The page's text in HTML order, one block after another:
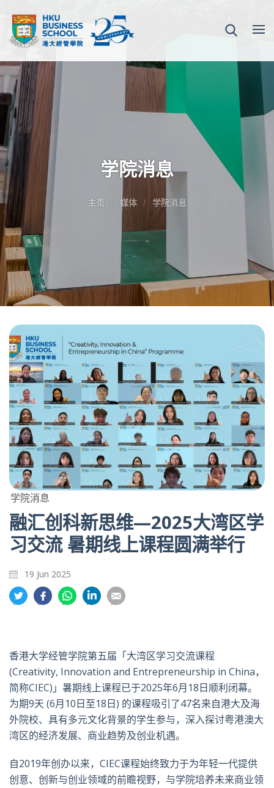
学院消息
主页 媒体 学院消息
学院消息
融汇创科新思维—2025大湾区学
习交流 暑期线上课程圆满举行
19 Jun 2025
分
享
特
分
享
书
分
享
享
英
享
郵
香港大学经管学院第五届「大湾区学习交流课程
(Creativity, Innovation and Entrepreneurship in China，
简称CIEC)」暑期线上课程已于2025年6月18日顺利闭幕。
为期9天 (6月10日至18日) 的课程吸引了47名来自港大及海
外院校、具有多元文化背景的学生参与，深入探讨粤港澳大
湾区的经济发展、商业趋势及创业机遇。
自2019年创办以来，CIEC课程始终致力于为年轻一代提供
创意、创新与创业领域的前瞻视野，与学院培养未来商业领